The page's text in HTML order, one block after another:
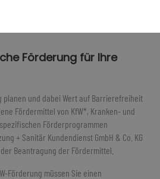
Förderung für Ihre
planen und dabei Wert auf Barrierefreiheit
Fördermittel von KfW*, Kranken- und
Förderprogrammen
+ Sanitär Kundendienst GmbH & Co. KG
Beantragung der Fördermittel.
Förderung müssen Sie einen